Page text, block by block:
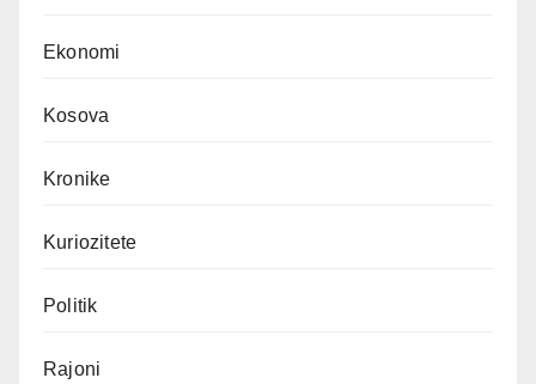
Ekonomi
Kosova
Kronike
Kuriozitete
Politik
Rajoni